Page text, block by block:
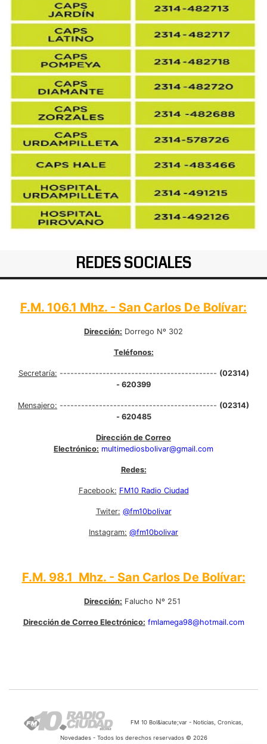
REDES SOCIALES
F.M. 106.1 Mhz. - San Carlos De Bolívar:
Dirección: Dorrego Nº 302
Teléfonos:
Secretaría: -------------------------------------------- (02314)
- 620399
Mensajero: -------------------------------------------- (02314)
- 620485
Dirección de Correo
Electrónico: multimediosbolivar@gmail.com
Redes:
Facebook: FM10 Radio Ciudad
Twiter: @fm10bolivar
Instagram: @fm10bolivar
F.M. 98.1 Mhz. - San Carlos De Bolívar:
Dirección: Falucho Nº 251
Dirección de Correo Electrónico: fmlamega98@hotmail.com
FM 10 Bol&iacute;var - Noticias, Cronicas,
Novedades - Todos los derechos reservados © 2026